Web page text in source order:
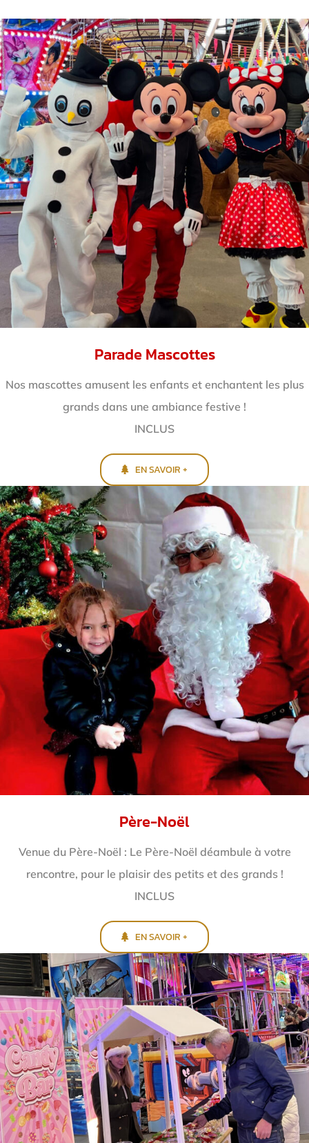
Parade Mascottes
Nos mascottes amusent les enfants et enchantent les plus
grands dans une ambiance festive !
INCLUS
EN SAVOIR +
Père-Noël
Venue du Père-Noël : Le Père-Noël déambule à votre
rencontre, pour le plaisir des petits et des grands !
INCLUS
EN SAVOIR +